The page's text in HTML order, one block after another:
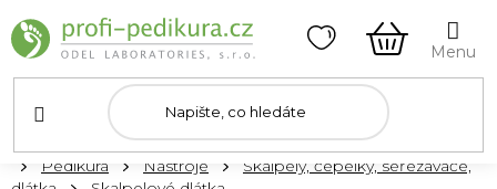
na
obsah
NÁKUPNÍ
KOŠÍK
DomůPedikúra Nástroje
Skalpely, čepelky, seřezávače,